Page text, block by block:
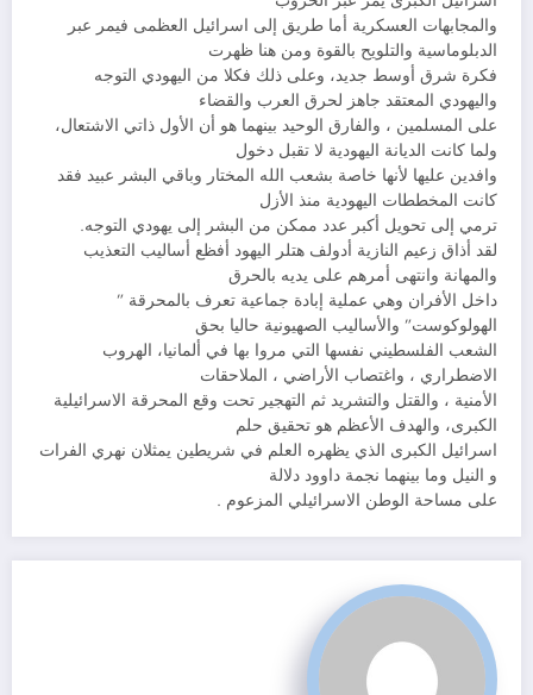
والمجابهات العسكرية أما طريق إلى اسرائيل العظمى فيمر عبر
الدبلوماسية والتلويح بالقوة ومن هنا ظهرت
فكرة شرق أوسط جديد، وعلى ذلك فكلا من اليهودي التوجه
واليهودي المعتقد جاهز لحرق العرب والقضاء
على المسلمين ، والفارق الوحيد بينهما هو أن الأول ذاتي الاشتعال،
ولما كانت الديانة اليهودية لا تقبل دخول
وافدين عليها لأنها خاصة بشعب الله المختار وباقي البشر عبيد فقد
كانت المخططات اليهودية منذ الأزل
ترمي إلى تحويل أكبر عدد ممكن من البشر إلى يهودي التوجه.
لقد أذاق زعيم النازية أدولف هتلر اليهود أفظع أساليب التعذيب
والمهانة وانتهى أمرهم على يديه بالحرق
داخل الأفران وهي عملية إبادة جماعية تعرف بالمحرقة ”
الهولوكوست” والأساليب الصهيونية حاليا بحق
الشعب الفلسطيني نفسها التي مروا بها في ألمانيا، الهروب
الاضطراري ، واغتصاب الأراضي ، الملاحقات
الأمنية ، والقتل والتشريد ثم التهجير تحت وقع المحرقة الاسرائيلية
الكبرى، والهدف الأعظم هو تحقيق حلم
اسرائيل الكبرى الذي يظهره العلم في شريطين يمثلان نهري الفرات
و النيل وما بينهما نجمة داوود دلالة
على مساحة الوطن الاسرائيلي المزعوم .